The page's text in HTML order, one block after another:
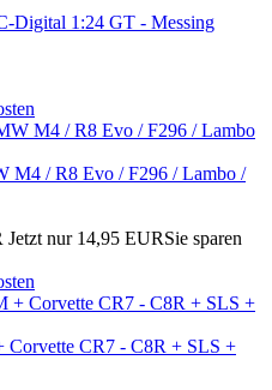
Digital 1:24 GT - Messing
M4 / R8 Evo / F296 / Lambo /
Jetzt nur 14,95 EURSie sparen
CR7 - C8R + SLS +